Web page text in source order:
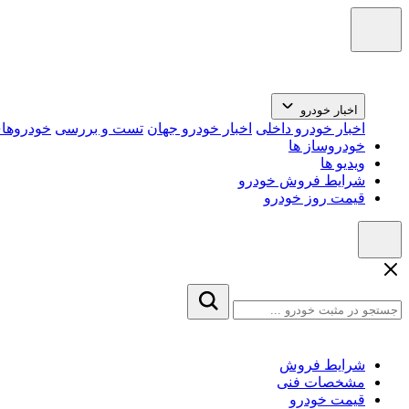
اخبار خودرو
اخبار خودرو داخلی اخبار خودرو جهان تست و بررسی
خودروساز ها
ویدیو ها
شرایط فروش خودرو
قیمت روز خودرو
شرایط فروش
مشخصات فنی
قیمت خودرو